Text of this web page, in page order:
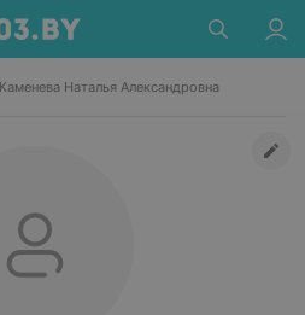
Каменева Наталья Александровна